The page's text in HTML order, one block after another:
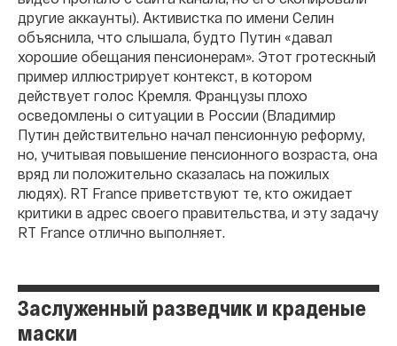
другие аккаунты). Активистка по имени Селин
объяснила, что слышала, будто Путин «давал
хорошие обещания пенсионерам». Этот гротескный
пример иллюстрирует контекст, в котором
действует голос Кремля. Французы плохо
осведомлены о ситуации в России (Владимир
Путин действительно начал пенсионную реформу,
но, учитывая повышение пенсионного возраста, она
вряд ли положительно сказалась на пожилых
людях). RT France приветствуют те, кто ожидает
критики в адрес своего правительства, и эту задачу
RT France отлично выполняет.
Заслуженный разведчик и краденые
маски